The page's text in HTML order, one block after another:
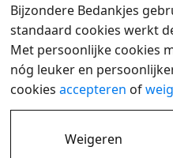
Overzicht•
Bijzondere Bedankjes
standaard cookies werkt
Met persoonlijke cookies
nóg leuker en
cookies accepteren of
Weigeren